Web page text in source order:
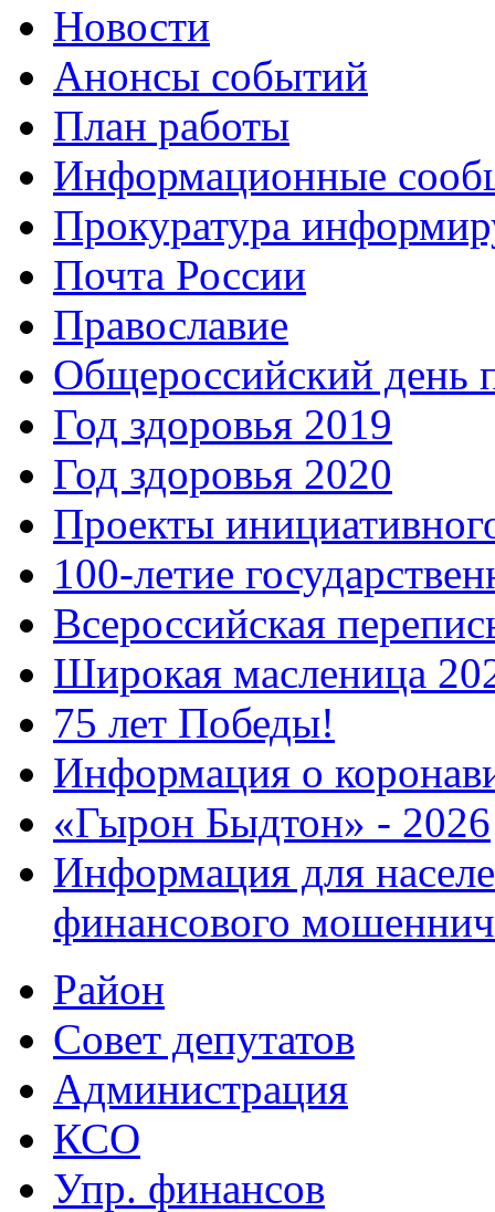
Новости
Анонсы событий
План работы
Информационные
Прокуратура
Почта России
Православие
Общероссийский день
Год здоровья 2019
Год здоровья 2020
Проекты
100-летие
Всероссийская
Широкая масленица
75 лет Победы!
Информация о
«Гырон Быдтон» - 2026
Информация для
финансового
Район
Совет депутатов
Администрация
КСО
Упр. финансов